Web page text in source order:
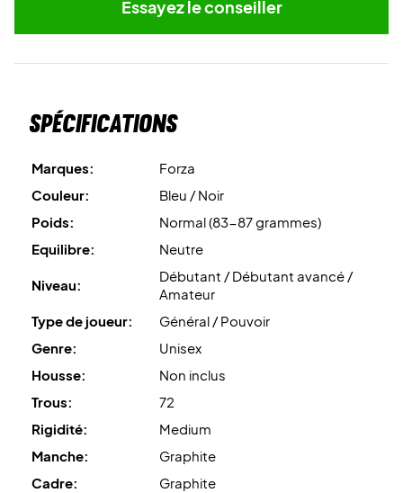
Essayez le conseiller
Spécifications
Marques:
Forza
Couleur:
Bleu / Noir
Poids:
Normal (83-87 grammes)
Equilibre:
Neutre
Niveau:
Débutant / Débutant avancé /
Amateur
Type de joueur:
Général / Pouvoir
Genre:
Unisex
Housse:
Non inclus
Trous:
72
Rigidité:
Medium
Manche:
Graphite
Cadre:
Graphite